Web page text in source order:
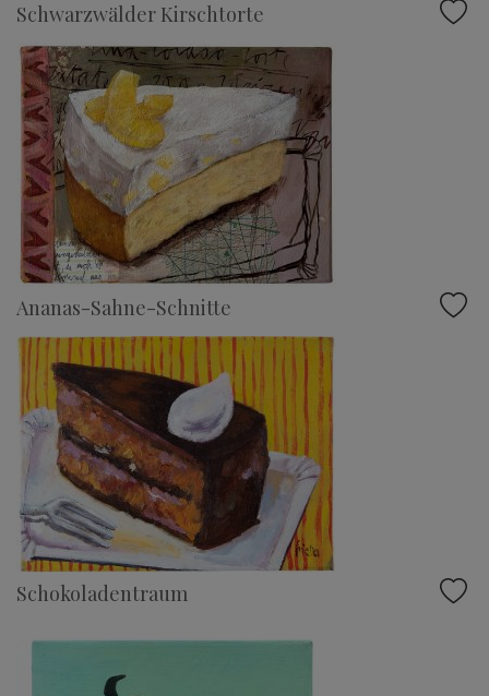
Schwarzwälder Kirschtorte
Ananas-Sahne-Schnitte
Schokoladentraum